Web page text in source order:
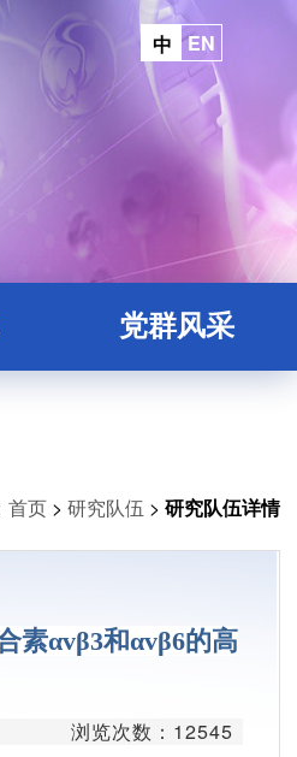
中 EN
党群风采
首页 > 研究队伍 > 研究队伍详情
素αvβ3和αvβ6的高
浏览次数：12545